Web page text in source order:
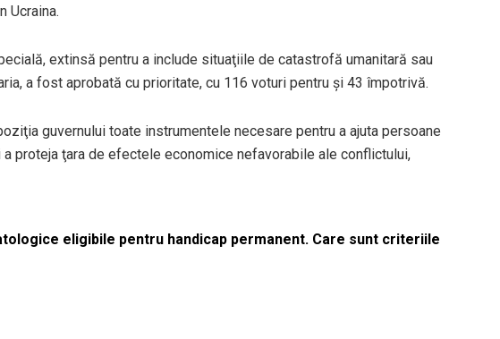
Ucraina.
extinsă pentru a include situaţiile de catastrofă umanitară sau
a fost aprobată cu prioritate, cu 116 voturi pentru şi 43 împotrivă.
guvernului toate instrumentele necesare pentru a ajuta persoane
proteja ţara de efectele economice nefavorabile ale conflictului,
eligibile pentru handicap permanent. Care sunt criteriile